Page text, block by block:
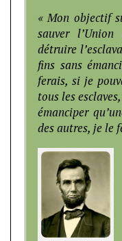
« Mon objectif
sauver
détruire
fins sans
ferais, si je
tous les
émanciper
des autres, je le